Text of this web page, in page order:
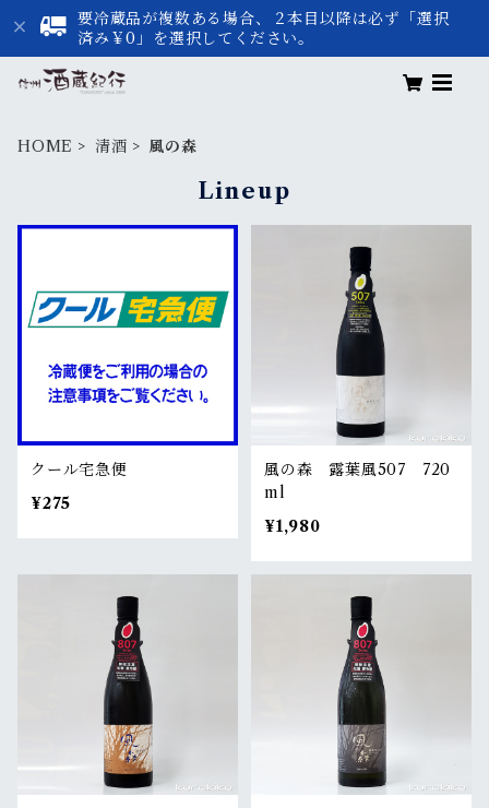
要冷蔵品が複数ある場合、２本目以降は必ず「選択
済み￥0」を選択してください。
HOME 清酒 風の森
Lineup
クール宅急便
¥275
風の森 露葉風507 720
ml
¥1,980